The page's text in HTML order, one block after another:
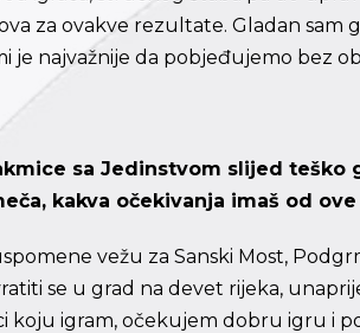
za ovakve rezultate. Gladan sam
je najvažnije da pobjeđujemo bez
sa Jedinstvom slijed teško
kakva očekivanja imaš od
vežu za Sanski Most,
se u grad na devet rijeka,
koju igram, očekujem dobru igru i